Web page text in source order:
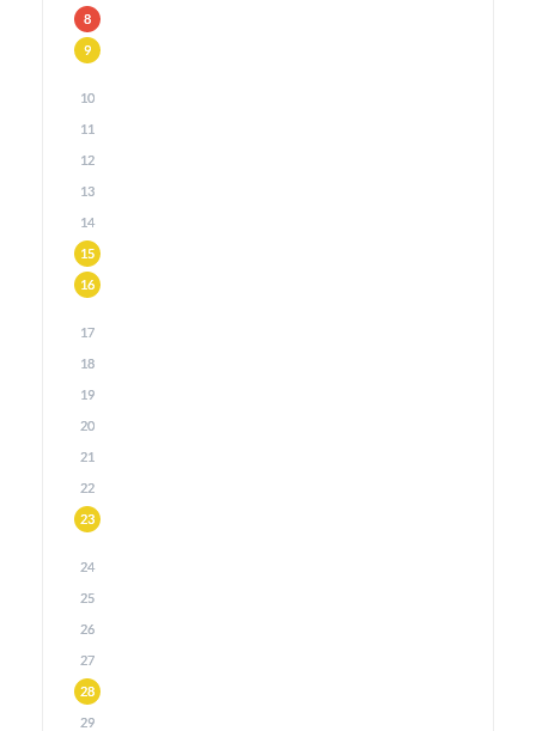
8
9
10
11
12
13
14
15
16
17
18
19
20
21
22
23
24
25
26
27
28
29